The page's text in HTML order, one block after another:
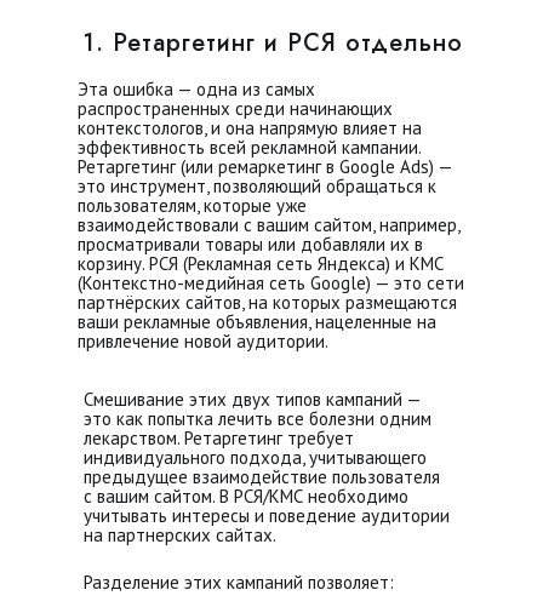
1. Ретаргетинг и РСЯ отдельно
Эта ошибка — одна из самых
распространенных среди начинающих
контекстологов, и она напрямую влияет на
эффективность всей рекламной кампании.
Ретаргетинг (или ремаркетинг в Google Ads) —
это инструмент, позволяющий обращаться к
пользователям, которые уже
взаимодействовали с вашим сайтом, например,
просматривали товары или добавляли их в
корзину. РСЯ (Рекламная сеть Яндекса) и КМС
(Контекстно-медийная сеть Google) — это сети
партнёрских сайтов, на которых размещаются
ваши рекламные объявления, нацеленные на
привлечение новой аудитории.
Смешивание этих двух типов кампаний —
это как попытка лечить все болезни одним
лекарством. Ретаргетинг требует
индивидуального подхода, учитывающего
предыдущее взаимодействие пользователя
с вашим сайтом. В РСЯ/КМС необходимо
учитывать интересы и поведение аудитории
на партнерских сайтах.
Разделение этих кампаний позволяет: